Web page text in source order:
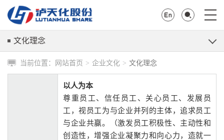
文化理念
当前位置： 网站首页 > 企业文化 > 文化理念
以人为本
尊重员工、信任员工、关心员工、发展员
工，视员工为与企业并列的主体，追求员工
与企业共赢。（激发员工积极性、主动性和
创造性，增强企业凝聚力和向心力，造就一